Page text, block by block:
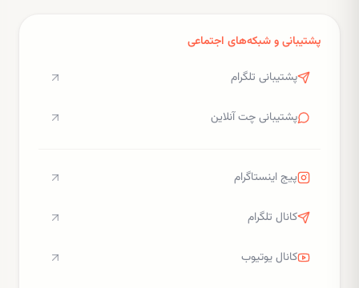
پشتیبانی و شبکه‌های اجتماعی
پشتیبانی تلگرام
پشتیبانی چت آنلاین
پیج اینستاگرام
کانال تلگرام
کانال یوتیوب